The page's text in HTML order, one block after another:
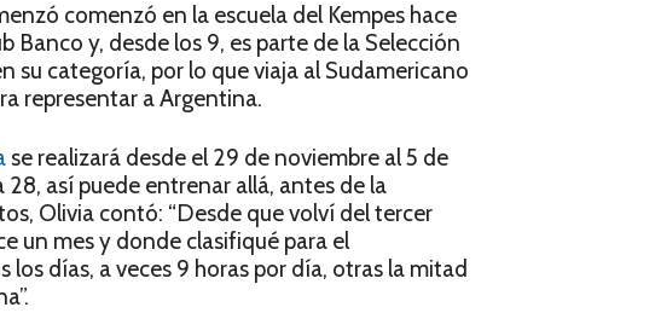
comenzó en la escuela del Kempes hace
Banco y, desde los 9, es parte de la Selección
su categoría, por lo que viaja al Sudamericano
representar a Argentina.
se realizará desde el 29 de noviembre al 5 de
así puede entrenar allá, antes de la
Olivia contó: “Desde que volví del tercer
un mes y donde clasifiqué para el
días, a veces 9 horas por día, otras la mitad